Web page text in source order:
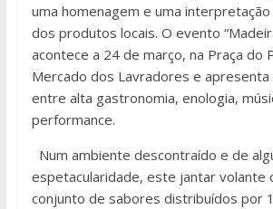
uma homenagem e uma
dos produtos locais. O evento
acontece a 24 de março, na Praça do
Mercado dos Lavradores e apresenta
entre alta gastronomia, enologia,
performance.
Num ambiente descontraído e de
espetacularidade, este jantar volante
conjunto de sabores distribuídos por